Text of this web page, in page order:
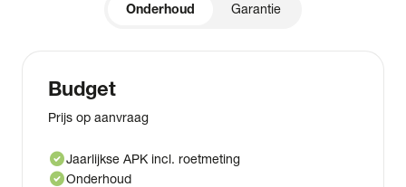
Onderhoud Garantie
Budget
Prijs op aanvraag
check_circleJaarlijkse APK incl. roetmeting
check_circleOnderhoud